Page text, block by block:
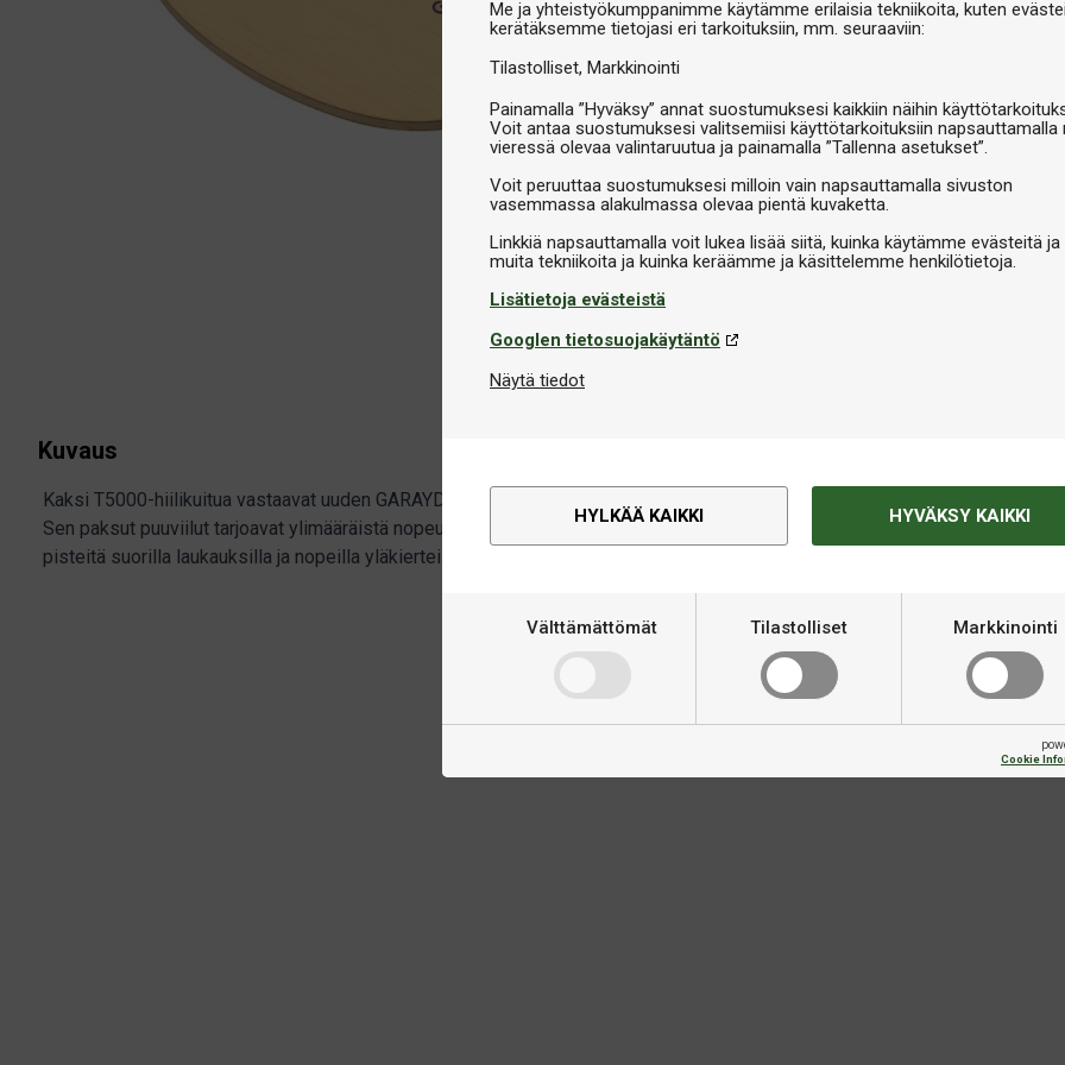
Me ja yhteistyökumppanimme käytämme erilaisia tekniikoita, kuten
kerätäksemme tietojasi eri tarkoituksiin, mm. seuraaviin:
Tilastolliset Markkinointi
Painamalla ”Hyväksy” annat suostumuksesi kaikkiin näihin
Voit antaa suostumuksesi valitsemiisi käyttötarkoituksiin napsauttamalla
vieressä olevaa valintaruutua ja painamalla ”Tallenna asetukset”.
Voit peruuttaa suostumuksesi milloin vain napsauttamalla sivuston
vasemmassa alakulmassa olevaa pientä kuvaketta.
Linkkiä napsauttamalla voit lukea lisää siitä, kuinka käytämme evästeitä ja
Lisätietoja evästeistä
Googlen tietosuojakäytäntö
Näytä tiedot
HYLKÄÄ KAIKKI HYVÄKSY KAIKKI
Välttämättömät Tilastolliset Markkinointi
Cookie
Kuvaus
Kaksi T5000-hiilikuitua vastaavat uuden GARAYDIA T5000 -rungon voimasta ja vakaudesta.
Sen paksut puuviilut tarjoavat ylimääräistä nopeutta, jotta keräät mahdollisimman paljon
pisteitä suorilla laukauksilla ja nopeilla yläkierteillä.